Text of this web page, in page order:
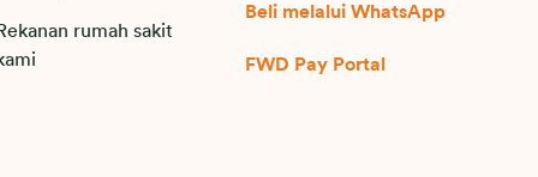
rumah sakit
Beli melalui WhatsApp
FWD Pay Portal